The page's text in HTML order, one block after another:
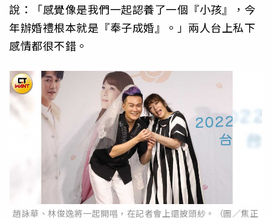
說：「感覺像是我們一起認養了一個『小孩』，今
年辦婚禮根本就是『奉子成婚』。」兩人台上私下
感情都很不錯。
趙詠華、林俊逸將一起開唱，在記者會上還披頭紗。（圖／焦正